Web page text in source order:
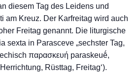
diesem Tag des Leidens und
am Kreuz. Der Karfreitag wird auch
Freitag genannt. Die liturgische
sexta in Parasceve „sechster Tag,
παρασκευή paraskeuḗ,
Rüsttag, Freitag‘).